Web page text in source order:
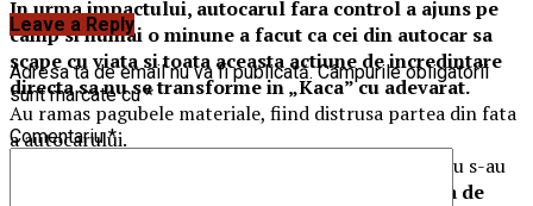
In urma impactului, autocarul fara control a ajuns pe
camp si numai o minune a facut ca cei din autocar sa
scape cu viata si toata aceasta actiune de incredintare
directa sa nu se transforme in „Kaca” cu adevarat.
Au ramas pagubele materiale, fiind distrusa partea din fata
a autocarului.
Fiind un accident fara victime, organele de politie nu s-au
jucatorii de la echipa de
Leave a Reply
Adresa ta de email nu va fi publicată. Câmpurile obligatorii
sunt marcate cu*
Comentariu*